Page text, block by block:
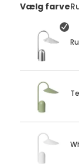
Vælg farve